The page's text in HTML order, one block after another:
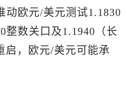
动欧元/美元测试1.1830
整数关口及1.1940（长
启，欧元/美元可能承